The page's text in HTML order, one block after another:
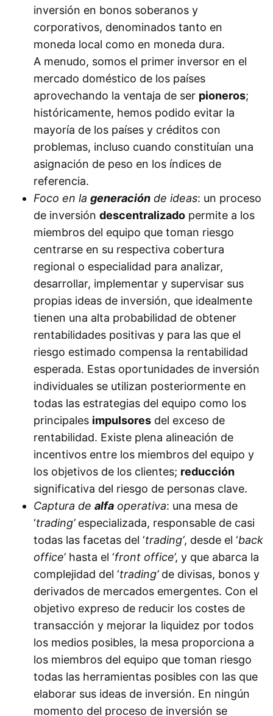
inversión en bonos soberanos y
corporativos, denominados tanto en
moneda local como en moneda dura.
A menudo, somos el primer inversor en el
mercado doméstico de los países
aprovechando la ventaja de ser pioneros;
históricamente, hemos podido evitar la
mayoría de los países y créditos con
problemas, incluso cuando constituían una
asignación de peso en los índices de
referencia.
Foco en la generación de ideas: un proceso
de inversión descentralizado permite a los
miembros del equipo que toman riesgo
centrarse en su respectiva cobertura
regional o especialidad para analizar,
desarrollar, implementar y supervisar sus
propias ideas de inversión, que idealmente
tienen una alta probabilidad de obtener
rentabilidades positivas y para las que el
riesgo estimado compensa la rentabilidad
esperada. Estas oportunidades de inversión
individuales se utilizan posteriormente en
todas las estrategias del equipo como los
principales impulsores del exceso de
rentabilidad. Existe plena alineación de
incentivos entre los miembros del equipo y
los objetivos de los clientes; reducción
significativa del riesgo de personas clave.
Captura de alfa operativa: una mesa de
‘trading’especializada, responsable de casi
todas las facetas del ‘trading’, desde el ‘back
office’ hasta el ‘front office’, y que abarca la
complejidad del ‘trading’ de divisas, bonos y
derivados de mercados emergentes. Con el
objetivo expreso de reducir los costes de
transacción y mejorar la liquidez por todos
los medios posibles, la mesa proporciona a
los miembros del equipo que toman riesgo
todas las herramientas posibles con las que
elaborar sus ideas de inversión. En ningún
momento del proceso de inversión se